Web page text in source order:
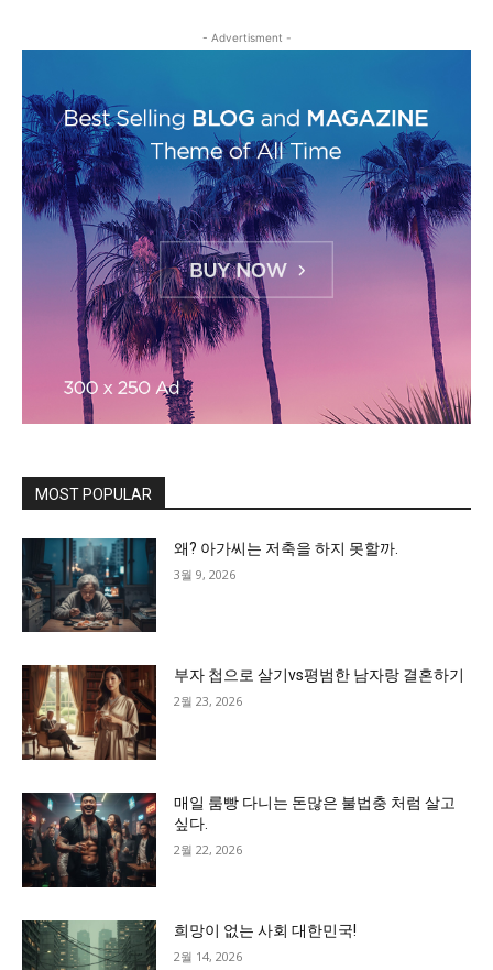
- Advertisment -
MOST POPULAR
왜? 아가씨는 저축을 하지 못할까.
3월 9, 2026
부자 첩으로 살기vs평범한 남자랑 결혼하기
2월 23, 2026
매일 룸빵 다니는 돈많은 불법충 처럼 살고
싶다.
2월 22, 2026
희망이 없는 사회 대한민국!
2월 14, 2026